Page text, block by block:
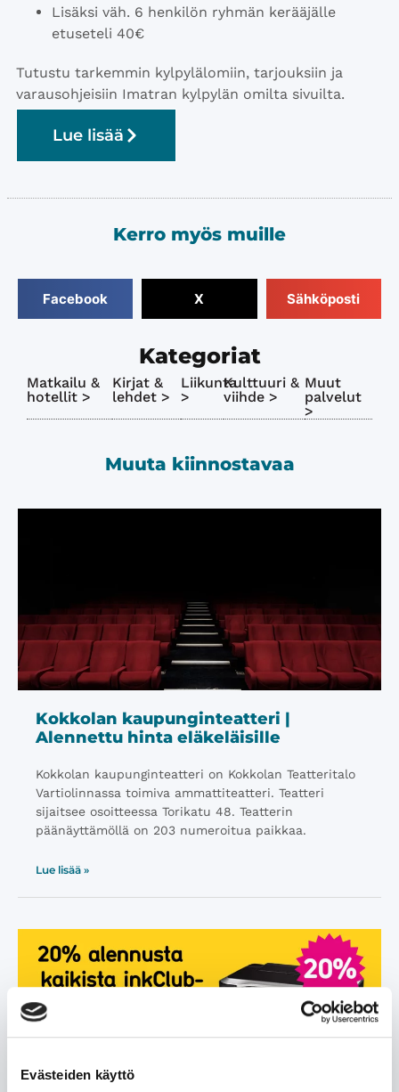
Evästeiden käyttö
Lisäksi väh. 6 henkilön ryhmän kerääjälle
etuseteli 40€
Tutustu tarkemmin kylpylälomiin, tarjouksiin ja
varausohjeisiin Imatran kylpylän omilta sivuilta.
Lue lisää
Kerro myös muille
Facebook X Sähköposti
Kategoriat
Matkailu &
hotellit >
Kirjat &
lehdet >
Liikunta
>
Kulttuuri &
viihde >
Muut
palvelut
>
Muuta kiinnostavaa
Kokkolan kaupunginteatteri |
Alennettu hinta eläkeläisille
Kokkolan kaupunginteatteri on Kokkolan Teatteritalo
Vartiolinnassa toimiva ammattiteatteri. Teatteri
sijaitsee osoitteessa Torikatu 48. Teatterin
päänäyttämöllä on 203 numeroitua paikkaa.
Lue lisää »